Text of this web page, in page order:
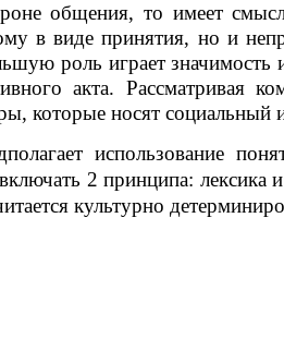
общения, то имеет
в виде принятия, но и
роль играет
акта. Рассматривая
которые носят социальный
использование
2 принципа:
культурно